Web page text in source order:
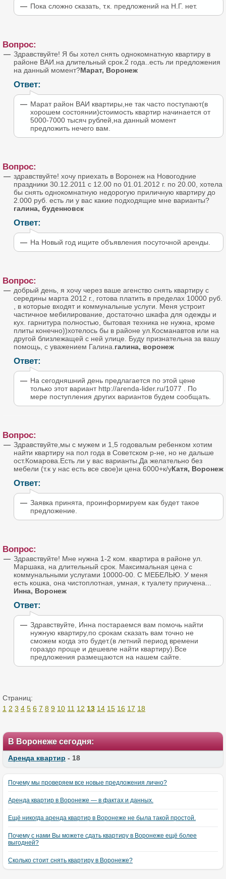
Пока сложно сказать, т.к. предложений на Н.Г. нет.
Вопрос:
Здравствуйте! Я бы хотел снять однокомнатную квартиру в
районе ВАИ.на длительный срок.2 года..есть ли предложения
на данный момент?Марат, Воронеж
Ответ:
Марат район ВАИ квартиры,не так часто поступают(в
хорошем состоянии)стоимость квартир начинается от
5000-7000 тысяч рублей,на данный момент
предложить нечего вам.
Вопрос:
здравствуйте! хочу приехать в Воронеж на Новогодние
праздники 30.12.2011 с 12.00 по 01.01.2012 г. по 20.00, хотела
бы снять однокомнатную недорогую приличную квартиру до
2.000 руб. есть ли у вас какие подходящие мне варианты?
галина, буденновск
Ответ:
На Новый год ищите объявления посуточной аренды.
Вопрос:
добрый день, я хочу через ваше агенство снять квартиру с
середины марта 2012 г., готова платить в пределах 10000 руб.
, в которые входят и коммунальные услуги. Меня устроит
частичное мебилирование, достаточно шкафа для одежды и
кух. гарнитура полностью, бытовая техника не нужна, кроме
плиты конечно))хотелось бы в районе ул.Косманавтов или на
другой близлежащей с ней улице. Буду признательна за вашу
помощь, с уважением Галина. галина, воронеж
Ответ:
На сегодняшний день предлагается по этой цене
только этот вариант http://arenda-lider.ru/1077 . По
мере поступления других вариантов будем сообщать.
Вопрос:
Здравствуйте,мы с мужем и 1,5 годовалым ребенком хотим
найти квартиру на пол года в Советском р-не, но не дальше
ост.Комарова.Есть ли у вас варианты.Да желательно без
мебели (т.к у нас есть все свое)и цена 6000+к/уКатя, Воронеж
Ответ:
Заявка принята, проинформируем как будет такое
предложение.
Вопрос:
Здравствуйте! Мне нужна 1-2 ком. квартира в районе ул.
Маршака, на длительный срок. Максимальная цена с
коммунальными услугами 10000-00. С МЕБЕЛЬЮ. У меня
есть кошка, она чистоплотная, умная, к туалету приучена...
Инна, Воронеж
Ответ:
Здравствуйте, Инна постараемся вам помочь найти
нужную квартиру,по срокам сказать вам точно не
сможем когда это будет.(в летний период времени
гораздо проще и дешевле найти квартиру).Все
предложения размещаются на нашем сайте.
Страниц:
1 2 3 4 5 6 7 8 9 10 11 12 13 14 15 16 17 18
В Воронеже сегодня:
Аренда квартир - 18
Почему мы проверяем все новые предложения лично?
Аренда квартир в Воронеже — в фактах и данных.
Ещё никогда аренда квартир в Воронеже не была такой простой.
Почему с нами Вы можете сдать квартиру в Воронеже ещё более
выгодней?
Сколько стоит снять квартиру в Воронеже?